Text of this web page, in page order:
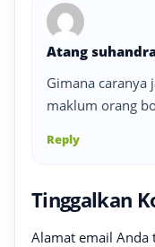
Atang
Gimana caranya
maklum orang
Reply
Tinggalkan
Alamat email Anda